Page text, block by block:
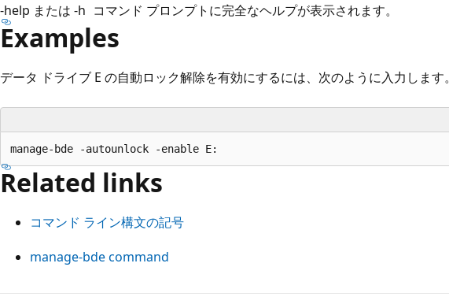
-help または -h コマンド プロンプトに完全なヘルプが表示されます。
Examples
データ ドライブ E の自動ロック解除を有効にするには、次のように入力します。
Related links
コマンド ライン構文の記号
manage-bde command
読